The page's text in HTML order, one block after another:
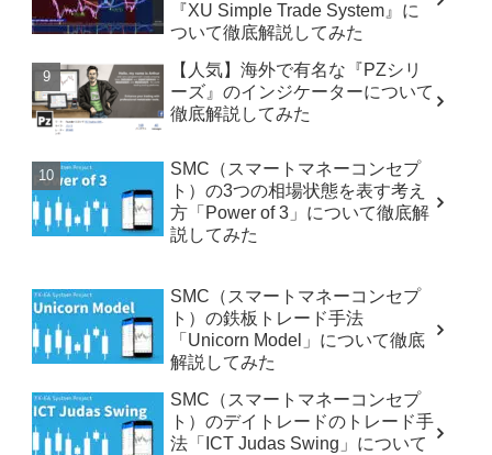
『XU Simple Trade System』に
ついて徹底解説してみた
【人気】海外で有名な『PZシリ
ーズ』のインジケーターについて
徹底解説してみた
SMC（スマートマネーコンセプ
ト）の3つの相場状態を表す考え
方「Power of 3」について徹底解
説してみた
SMC（スマートマネーコンセプ
ト）の鉄板トレード手法
「Unicorn Model」について徹底
解説してみた
SMC（スマートマネーコンセプ
ト）のデイトレードのトレード手
法「ICT Judas Swing」について